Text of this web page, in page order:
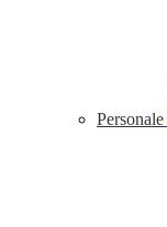
Personale